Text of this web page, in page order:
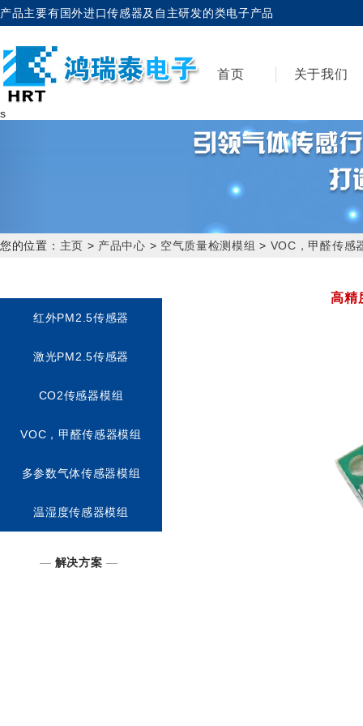
产品主要有国外进口传感器及自主研发的类电子产品
首页 关于我们
s
您的位置： 主页 > 产品中心 > 空气质量检测模组 > VOC，甲醛传感
红外PM2.5传感器
激光PM2.5传感器
CO2传感器模组
VOC，甲醛传感器模组
多参数气体传感器模组
温湿度传感器模组
— 解决方案 —
高精